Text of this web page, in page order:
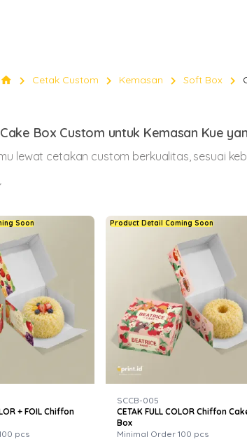
home chevron_right Cetak Custom chevron_right Kemasan chevron_right Soft Box chevron_right
Soft
Box
Box Custom untuk Kemasan Kue
lewat cetakan custom berkualitas, sesuai
Soon
+ FOIL Chiffon
pcs
Product Detail Coming Soon
SCCB-005
CETAK FULL COLOR Chiffon
Box
Minimal Order 100 pcs